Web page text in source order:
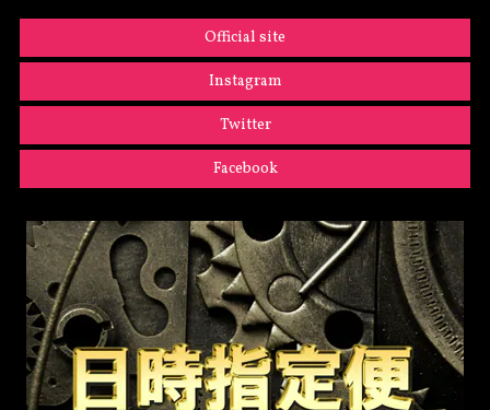
Official site
Instagram
Twitter
Facebook